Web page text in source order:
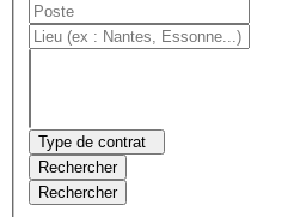
Type de contrat
Rechercher
Rechercher